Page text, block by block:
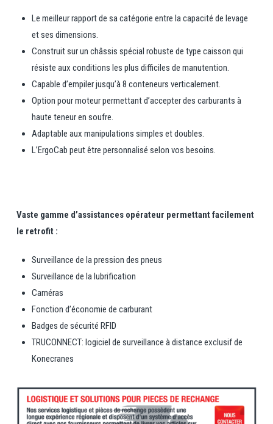
Le meilleur rapport de sa catégorie entre la capacité de levage
et ses dimensions.
Construit sur un châssis spécial robuste de type caisson qui
résiste aux conditions les plus difficiles de manutention.
Capable d’empiler jusqu’à 8 conteneurs verticalement.
Option pour moteur permettant d’accepter des carburants à
haute teneur en soufre.
Adaptable aux manipulations simples et doubles.
L’ErgoCab peut être personnalisé selon vos besoins.
Vaste gamme d’assistances opérateur permettant facilement
le retrofit :
Surveillance de la pression des pneus
Surveillance de la lubrification
Caméras
Fonction d’économie de carburant
Badges de sécurité RFID
TRUCONNECT: logiciel de surveillance à distance exclusif de
Konecranes